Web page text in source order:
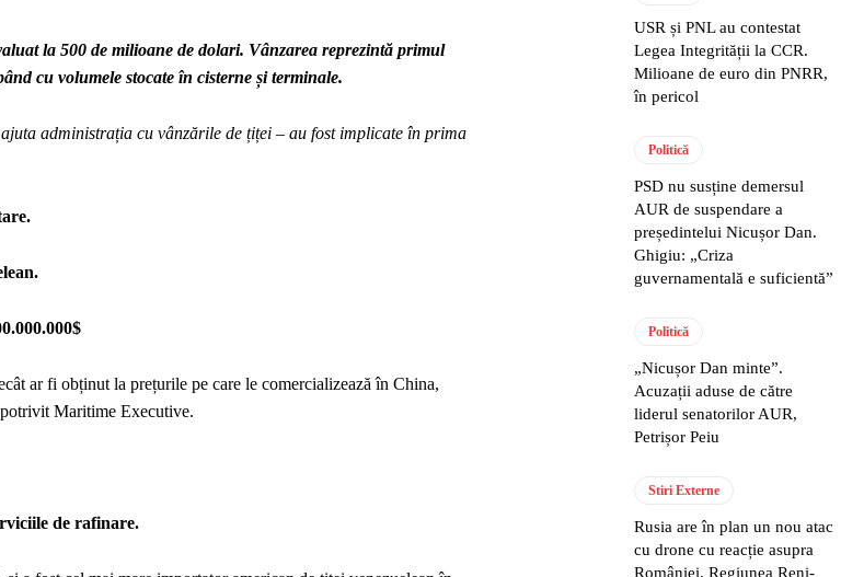
la 500 de milioane de dolari. Vânzarea reprezintă primul
cu volumele stocate în cisterne și terminale.
administrația cu vânzările de țiței – au fost implicate în prima
ar fi obținut la prețurile pe care le comercializează în China,
Maritime Executive.
de rafinare.
USR și PNL au contestat
Legea Integrității la CCR.
Milioane de euro din PNRR,
în pericol
Politică
PSD nu susține demersul
AUR de suspendare a
președintelui Nicușor Dan.
Ghigiu: „Criza
guvernamentală e suficientă”
Politică
„Nicușor Dan minte”.
Acuzații aduse de către
liderul senatorilor AUR,
Petrișor Peiu
Stiri Externe
Rusia are în plan un nou atac
cu drone cu reacție asupra
României. Regiunea Reni-